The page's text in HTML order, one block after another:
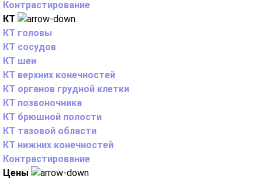
Контрастирование
КТ
КТ головы
КТ сосудов
КТ шеи
КТ верхних конечностей
КТ органов грудной клетки
КТ позвоночника
КТ брюшной полости
КТ тазовой области
КТ нижних конечностей
Контрастирование
Цены